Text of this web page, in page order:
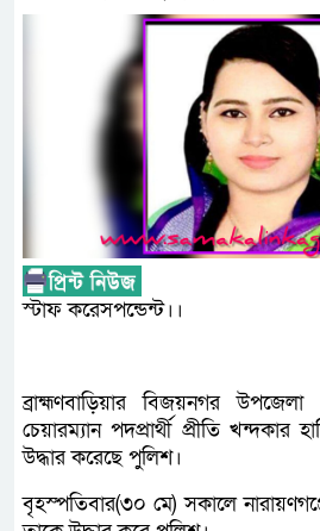
স্টাফ করেসপন্ডেন্ট।।
ব্রাহ্মণবাড়িয়ার বিজয়নগর
চেয়ারম্যান পদপ্রার্থী প্রীতি
উদ্ধার করেছে পুলিশ।
বৃহস্পতিবার(৩০ মে) সকালে